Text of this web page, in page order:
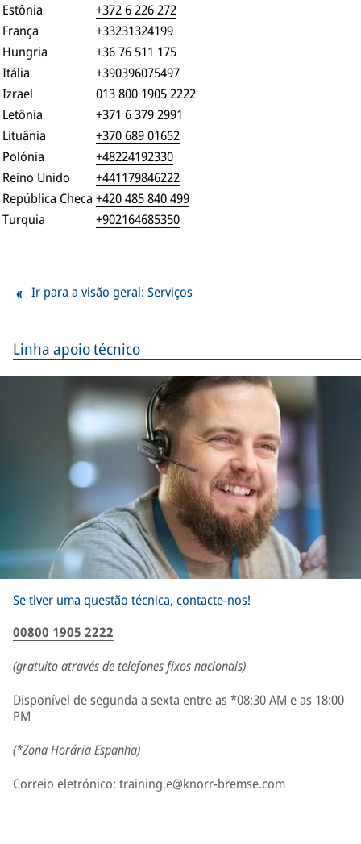
Linha apoio técnico
Se tiver uma questão técnica, contacte-nos!
00800 1905 2222
(gratuito através de telefones fixos nacionais)
Disponível de segunda a sexta entre as *08:30 AM e as 18:00
PM
(*Zona Horária Espanha)
Correio eletrónico: training.e@knorr-bremse.com
Estônia
+372 6 226 272
França
+33231324199
Hungria
+36 76 511 175
Itália
+390396075497
Izrael
013 800 1905 2222
Letônia
+371 6 379 2991
Lituânia
+370 689 01652
Polónia
+48224192330
Reino Unido
+441179846222
República Checa +420 485 840 499
Turquia
+902164685350
Ir para a visão geral: Serviços